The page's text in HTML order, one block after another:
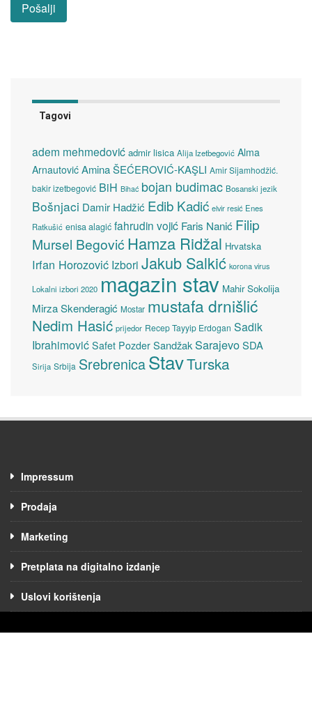
Tagovi
adem mehmedović admir lisica Alija Izetbegović Alma
Arnautović Amina ŠEĆEROVIĆ-KAŞLI Amir Sijamhodžić.
bakir izetbegović BiH Bihać bojan budimac Bosanski jezik
Bošnjaci Damir Hadžić Edib Kadić elvir resić Enes
Ratkušić enisa alagić fahrudin vojić Faris Nanić Filip
Mursel Begović Hamza Ridžal Hrvatska
Irfan Horozović Izbori Jakub Salkić korona virus
Lokalni izbori 2020 magazin stav Mahir Sokolija
Mirza Skenderagić Mostar mustafa drnišlić
Nedim Hasić prijedor Recep Tayyip Erdogan Sadik
Ibrahimović Safet Pozder SandžakSarajevoSDA
Sirija Srbija SrebrenicaStavTurska
Impressum
Prodaja
Marketing
Pretplata na digitalno izdanje
Uslovi korištenja